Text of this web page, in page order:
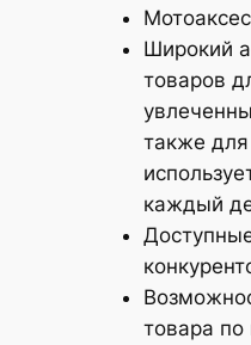
Широкий
товаров
также для
каждый
товара